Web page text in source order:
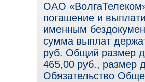
ОАО
погашение и
именным
сумма выплат
руб. Общий размер
465,00 руб., размер
Обязательство